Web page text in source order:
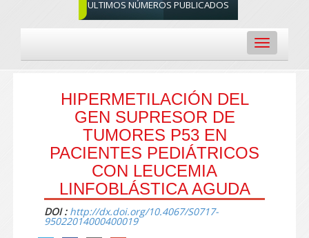
ULTIMOS NÚMEROS PUBLICADOS
Toggle
navigation
HIPERMETILACIÓN DEL
GEN SUPRESOR DE
TUMORES P53 EN
PACIENTES PEDIÁTRICOS
CON LEUCEMIA
LINFOBLÁSTICA AGUDA
DOI : http://dx.doi.org/10.4067/S0717-
95022014000400019